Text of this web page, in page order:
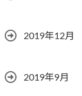
2019年12月
2019年9月